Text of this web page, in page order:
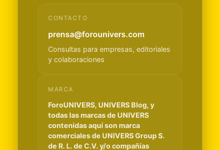
CONTACTO
prensa@forounivers.com
Consultas para empresas, editoriales
y colaboraciones
MARCA
ForoUNIVERS, UNIVERS Blog, y
todas las marcas de UNIVERS
contenidas aquí son marca
comerciales de UNIVERS Group S.
de R. L. de C.V. y/o compañías